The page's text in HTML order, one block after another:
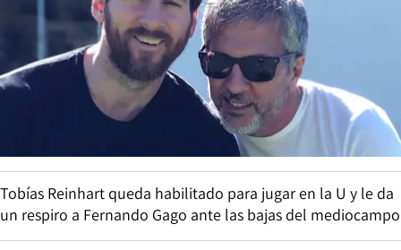
Tobías Reinhart queda habilitado para jugar en la U y le da
un respiro a Fernando Gago ante las bajas del mediocampo